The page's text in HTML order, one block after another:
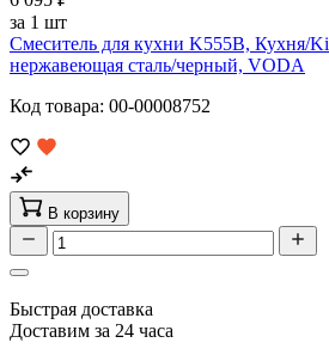
за 1 шт
Смеситель для кухни K555B, Кухня/
нержавеющая сталь/черный, VODA
Код товара: 00-00008752
В корзину
Быстрая доставка
Доставим за 24 часа